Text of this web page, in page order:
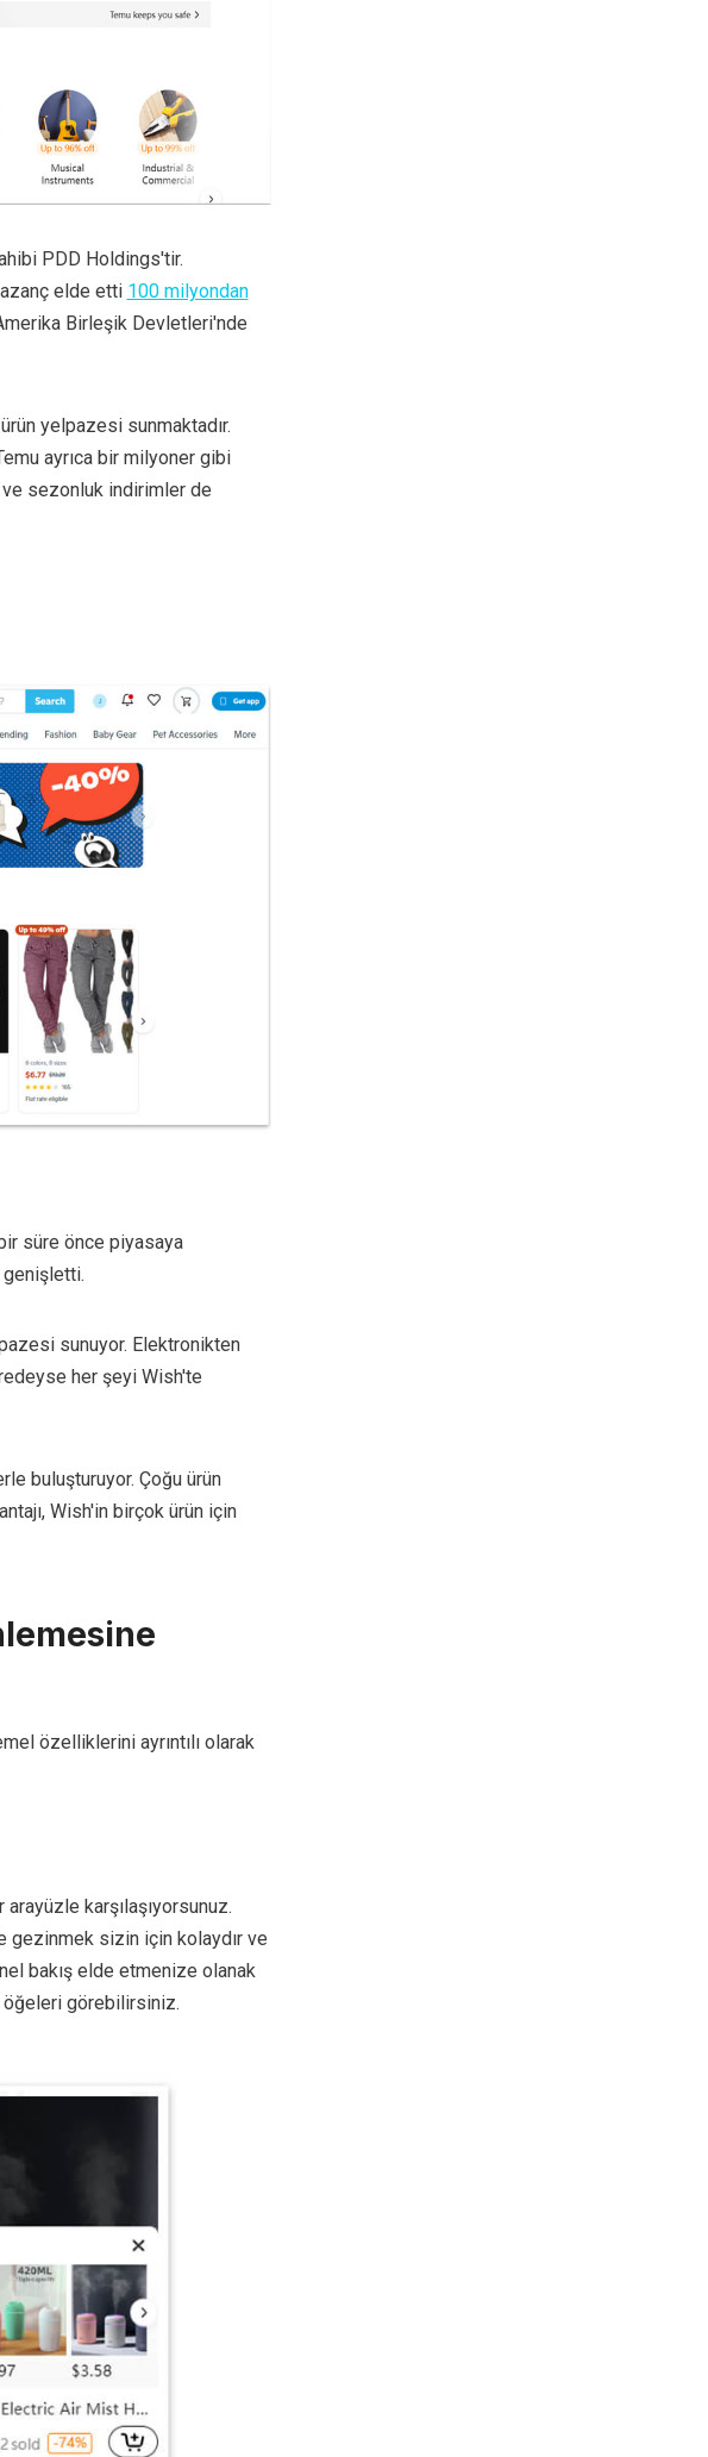
PDD Holdings'tir.
elde etti 100 milyondan
Birleşik Devletleri'nde
yelpazesi sunmaktadır.
ayrıca bir milyoner gibi
ve sezonluk indirimler de
süre önce piyasaya
genişletti.
sunuyor. Elektronikten
her şeyi Wish'te
buluşturuyor. Çoğu ürün
Wish'in birçok ürün için
özelliklerini ayrıntılı olarak
karşılaşıyorsunuz.
gezinmek sizin için kolaydır ve
bakış elde etmenize olanak
öğeleri görebilirsiniz.